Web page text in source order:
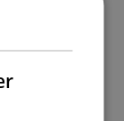
med ugn,